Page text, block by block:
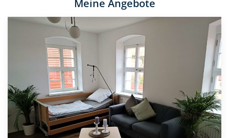
Meine Angebote